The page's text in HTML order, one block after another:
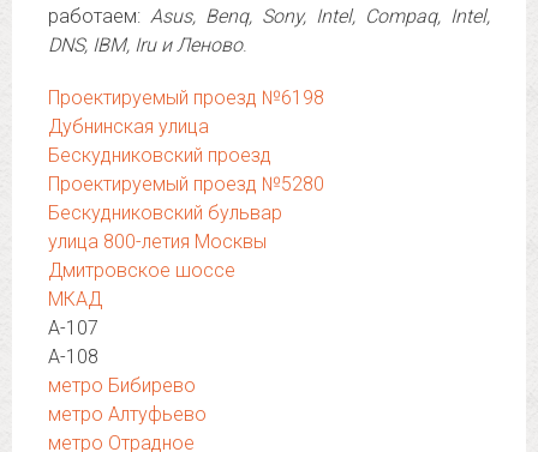
работаем: Asus, Benq, Sony, Intel, Compaq, Intel,
DNS, IBM, Iru и Леново.
Проектируемый проезд №6198
Дубнинская улица
Бескудниковский проезд
Проектируемый проезд №5280
Бескудниковский бульвар
улица 800-летия Москвы
Дмитровское шоссе
МКАД
А-107
А-108
метро Бибирево
метро Алтуфьево
метро Отрадное